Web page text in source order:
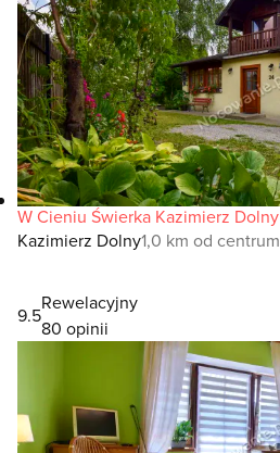
W Cieniu Świerka Kazimierz Dolny
Kazimierz Dolny1,0 km od centrum
9.5
Rewelacyjny
80 opinii